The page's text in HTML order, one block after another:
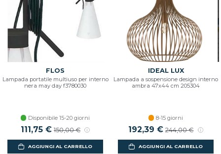
FLOS
Lampada portatile multiuso per interno
nera may day f3780030
Disponibile 15-20 giorni
111,75 € 150,00 €
AGGIUNGI AL CARRELLO
IDEAL LUX
Lampada a sospensione design interno
ambra 47x44 cm 205304
8-15 giorni
192,39 € 244,00 €
AGGIUNGI AL CARRELLO